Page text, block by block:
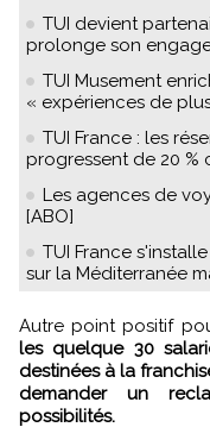
TUI devient
prolonge son
TUI Musement
« expériences de
TUI France : les
progressent de 20 %
Les agences de
[ABO]
TUI France
sur la Méditerranée
Autre point positif
les quelque 30
destinées à la
demander un
possibilités.